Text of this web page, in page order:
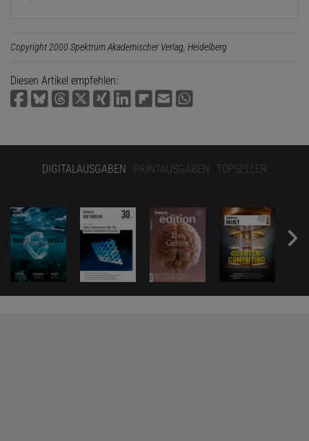
Copyright 2000 Spektrum Akademischer Verlag, Heidelberg
Diesen Artikel empfehlen:
DIGITALAUSGABEN PRINTAUSGABEN TOPSELLER